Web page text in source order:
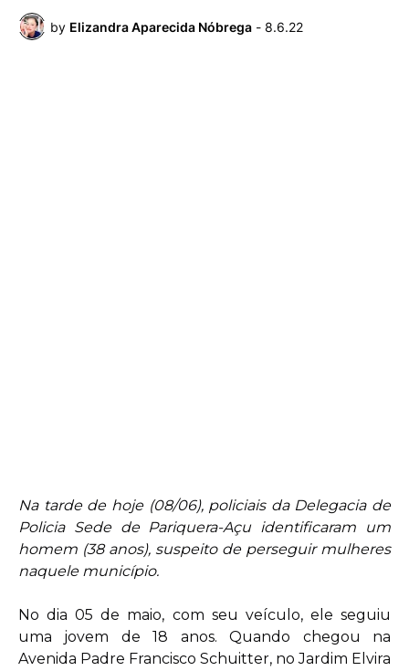
by Elizandra Aparecida Nóbrega - 8.6.22
Na tarde de hoje (08/06), policiais da Delegacia de
Policia Sede de Pariquera-Açu identificaram um
homem (38 anos), suspeito de perseguir mulheres
naquele município.
No dia 05 de maio, com seu veículo, ele seguiu
uma jovem de 18 anos. Quando chegou na
Avenida Padre Francisco Schuitter, no Jardim Elvira